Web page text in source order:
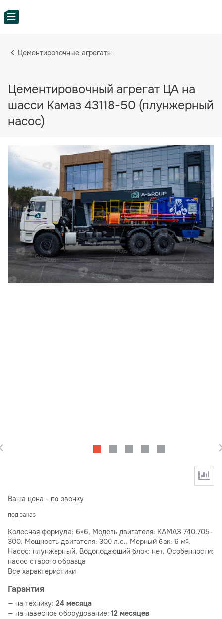
Цементировочные агрегаты
Цементировочный агрегат ЦА на
шасси Камаз 43118-50 (плунжерный
насос)
Ваша цена - по звонку
под заказ
Колесная формула: 6×6, Модель двигателя: КАМАЗ 740.705-
300, Мощность двигателя: 300 л.с., Мерный бак: 6 м3,
Насос: плунжерный, Водоподающий блок: нет, Особенности:
насос старого образца
Все характеристики
Гарантия
— на технику: 24 месяца
— на навесное оборудование: 12 месяцев